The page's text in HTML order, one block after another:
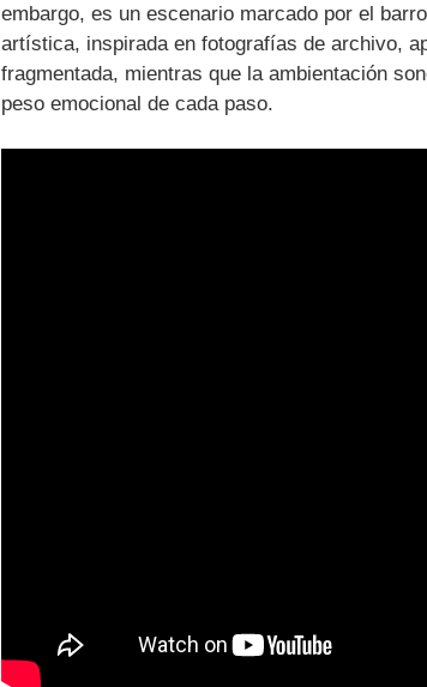
embargo, es un escenario marcado por el
artística, inspirada en fotografías de archivo,
fragmentada, mientras que la ambientación
peso emocional de cada paso.